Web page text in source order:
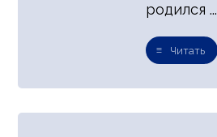
родился ...
Читать